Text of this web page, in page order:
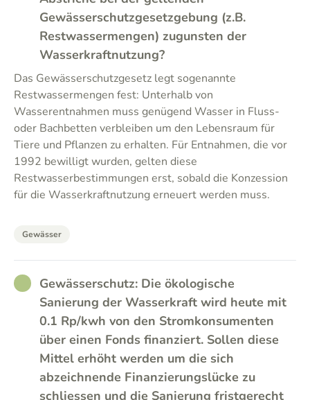
Gewässerschutzgesetzgebung (z.B.
Restwassermengen) zugunsten der
Wasserkraftnutzung?
Das Gewässerschutzgesetz legt sogenannte
Restwassermengen fest: Unterhalb von
Wasserentnahmen muss genügend Wasser in Fluss-
oder Bachbetten verbleiben um den Lebensraum für
Tiere und Pflanzen zu erhalten. Für Entnahmen, die vor
1992 bewilligt wurden, gelten diese
Restwasserbestimmungen erst, sobald die Konzession
für die Wasserkraftnutzung erneuert werden muss.
Gewässer
RATHER_GOOD
Gewässerschutz: Die ökologische
Sanierung der Wasserkraft wird heute mit
0.1 Rp/kwh von den Stromkonsumenten
über einen Fonds finanziert. Sollen diese
Mittel erhöht werden um die sich
abzeichnende Finanzierungslücke zu
schliessen und die Sanierung fristgerecht